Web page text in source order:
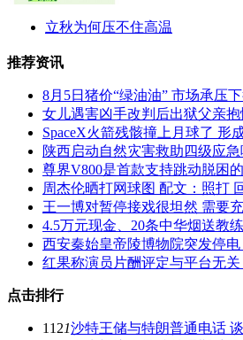
立秋为何压不住高温
推荐资讯
8月5日猪价“绿油油” 市场承压
女儿遇害凶手改判后出狱父亲
SpaceX火箭残骸撞上月球了 形
陕西启动自然灾害救助四级应
尊界V800是首款支持跳动脱困
周杰伦晒打网球图 配文：照打
王一博对暂停接戏很坦然 需要
4.5万元现金、20条中华烟送教
西安秦始皇帝陵博物院突发停
红果称演员片酬评定与平台无
点击排行
1121沙特王储与特朗普通电话